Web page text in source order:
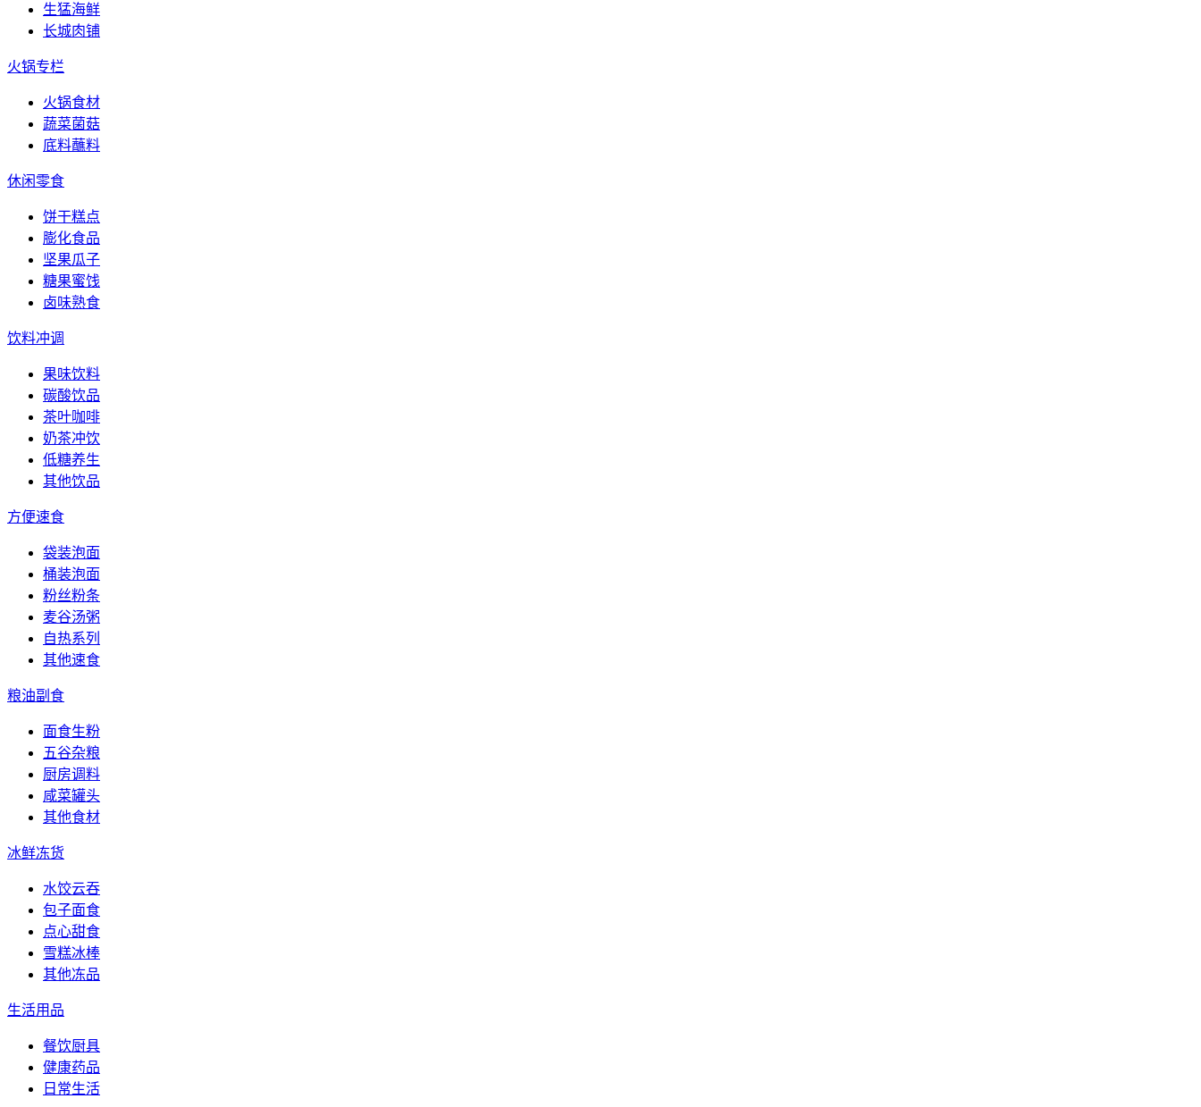
生猛海鲜
长城肉铺
火锅专栏
火锅食材
蔬菜菌菇
底料蘸料
休闲零食
饼干糕点
膨化食品
坚果瓜子
糖果蜜饯
卤味熟食
饮料冲调
果味饮料
碳酸饮品
茶叶咖啡
奶茶冲饮
低糖养生
其他饮品
方便速食
袋装泡面
桶装泡面
粉丝粉条
麦谷汤粥
自热系列
其他速食
粮油副食
面食生粉
五谷杂粮
厨房调料
咸菜罐头
其他食材
冰鲜冻货
水饺云吞
包子面食
点心甜食
雪糕冰棒
其他冻品
生活用品
餐饮厨具
健康药品
日常生活